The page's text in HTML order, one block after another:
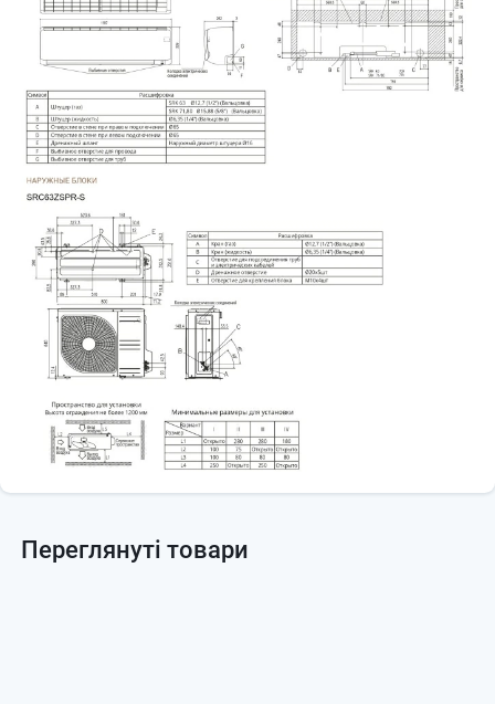
Переглянуті товари